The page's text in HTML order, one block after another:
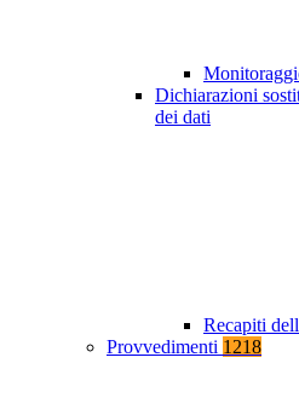
Dichiarazioni
dei dati
Recapiti
Provvedimenti 1218